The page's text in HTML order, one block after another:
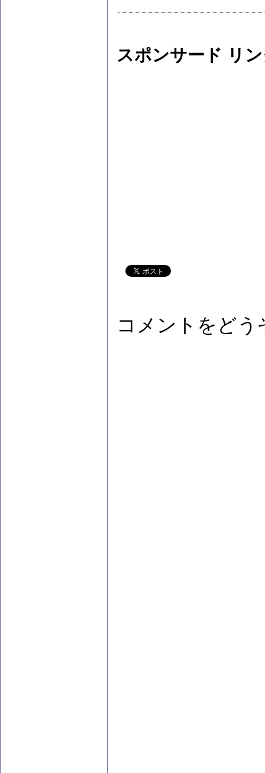
スポンサード リ
コメントをどう